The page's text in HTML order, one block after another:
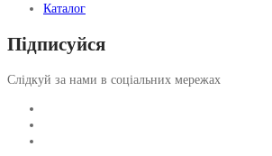
Каталог
Підписуйся
Слідкуй за нами в соціальних мережах